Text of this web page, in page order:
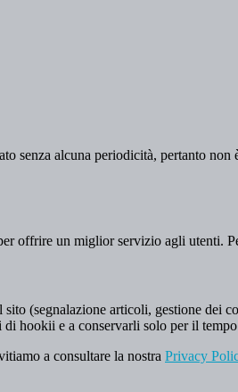
senza alcuna periodicità, pertanto
offrire un miglior servizio agli utenti.
(segnalazione articoli, gestione
hookii e a conservarli solo per il
a consultare la nostra Privacy